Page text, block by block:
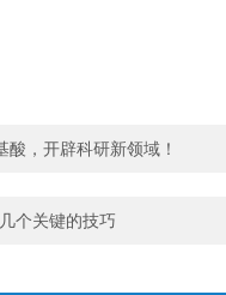
，开辟科研新领域！
个关键的技巧